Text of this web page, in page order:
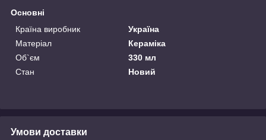
Основні
Країна виробник
Україна
Матеріал
Кераміка
Об`єм
330 мл
Стан
Новий
Умови доставки